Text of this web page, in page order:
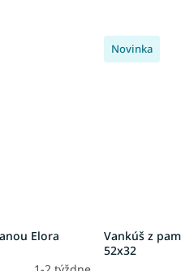
Elora
Novinka
Vankúš z
52x32